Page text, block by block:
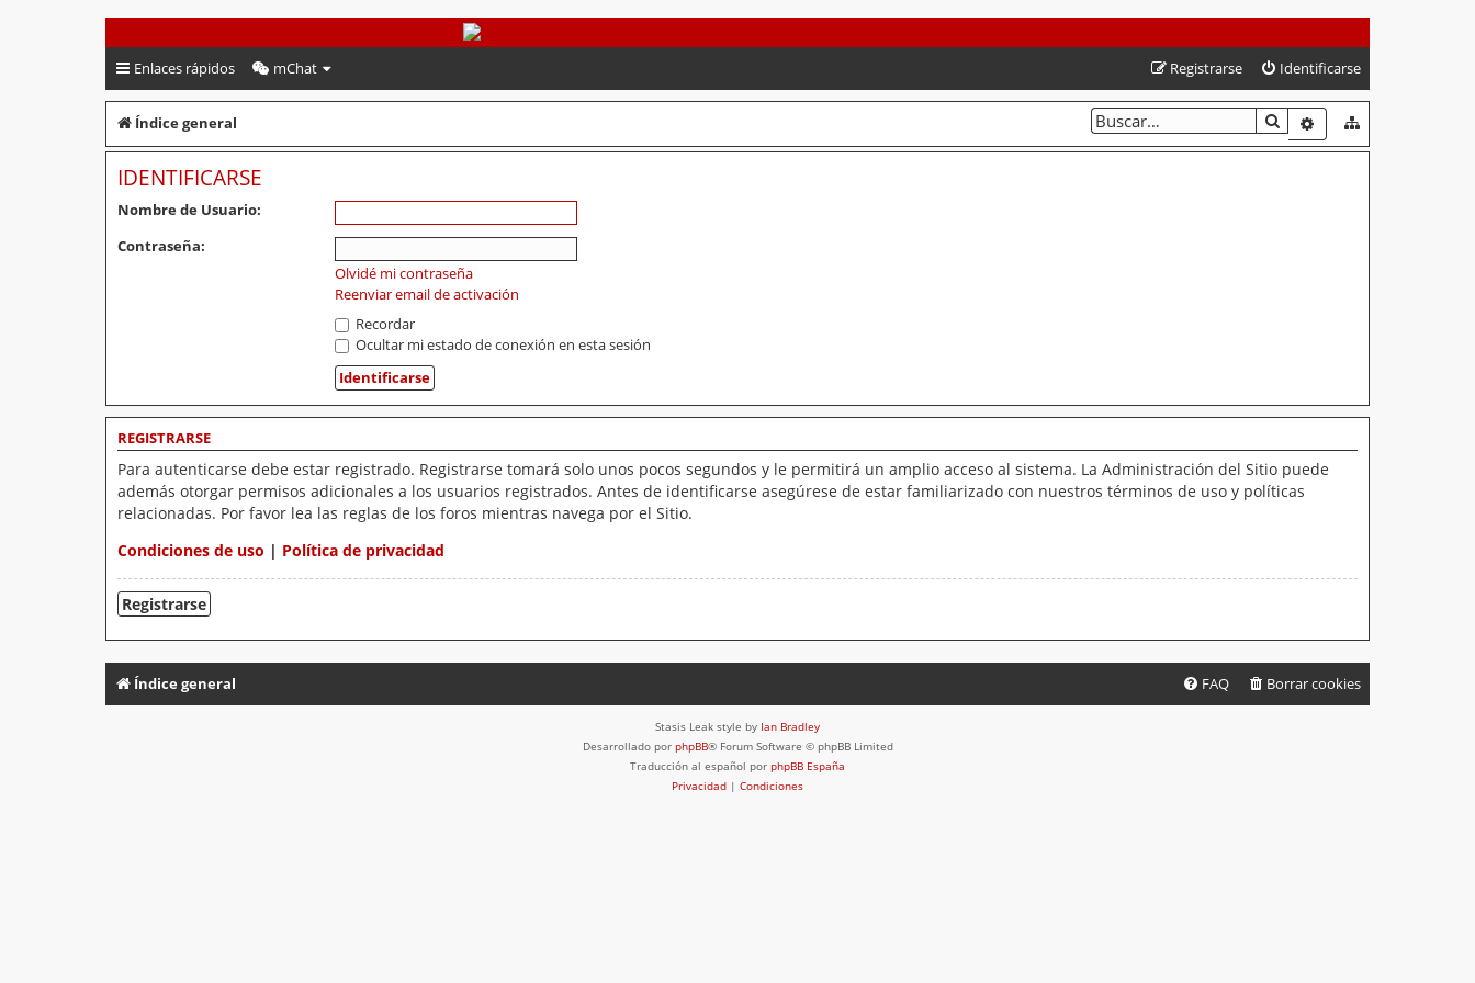
PeruVoley.com
Enlaces rápidos mChat Identificarse
Registrarse
Índice general BUSCARBÚSQUEDA
IDENTIFICARSE
Nombre de Usuario:
Contraseña:
Olvidé mi contraseña
Reenviar email de activación
Recordar
Ocultar mi estado de conexión en esta sesión
REGISTRARSE
Para autenticarse debe estar registrado. Registrarse tomará solo unos pocos segundos y le permitirá un amplio acceso al sistema. La Administración del Sitio puede
además otorgar permisos adicionales a los usuarios registrados. Antes de identificarse asegúrese de estar familiarizado con nuestros términos de uso y políticas
relacionadas. Por favor lea las reglas de los foros mientras navega por el Sitio.
Condiciones de uso | Política de privacidad
Registrarse
Índice general Borrar cookies
FAQ
Stasis Leak style by Ian Bradley
Desarrollado por phpBB® Forum Software © phpBB Limited
Traducción al español por phpBB España
Privacidad | Condiciones